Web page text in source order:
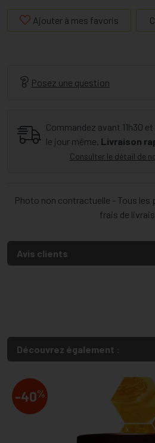
Ajouter à mes favoris
Posez une question
Commandez avant 11h30
le jour même. Livraison
Consulter le détail de
Photo non contractuelle - Tous les
frais de
Avis clients
Découvrez également :
-40%